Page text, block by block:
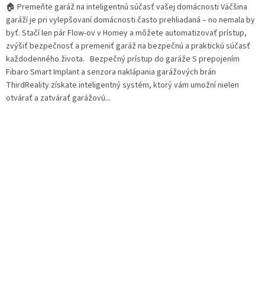
🏠 Premeňte garáž na inteligentnú súčasť vašej domácnosti Väčšina
garáží je pri vylepšovaní domácnosti často prehliadaná – no nemala by
byť. Stačí len pár Flow-ov v Homey a môžete automatizovať prístup,
zvýšiť bezpečnosť a premeniť garáž na bezpečnú a praktickú súčasť
každodenného života. Bezpečný prístup do garáže S prepojením
Fibaro Smart Implant a senzora naklápania garážových brán
ThirdReality získate inteligentný systém, ktorý vám umožní nielen
otvárať a zatvárať garážovú...